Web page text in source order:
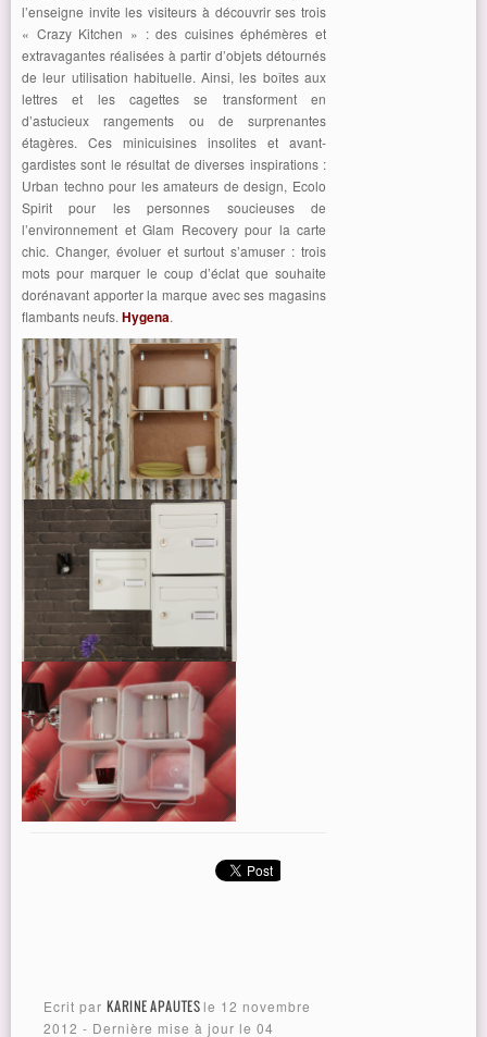
l’enseigne invite les visiteurs à découvrir ses trois
« Crazy Kitchen » : des cuisines éphémères et
extravagantes réalisées à partir d’objets détournés
de leur utilisation habituelle. Ainsi, les boîtes aux
lettres et les cagettes se transforment en
d’astucieux rangements ou de surprenantes
étagères. Ces minicuisines insolites et avant-
gardistes sont le résultat de diverses inspirations :
Urban techno pour les amateurs de design, Ecolo
Spirit pour les personnes soucieuses de
l’environnement et Glam Recovery pour la carte
chic. Changer, évoluer et surtout s’amuser : trois
mots pour marquer le coup d’éclat que souhaite
dorénavant apporter la marque avec ses magasins
flambants neufs. Hygena.
Ecrit par KARINE APAUTES le 12 novembre
2012 - Dernière mise à jour le 04